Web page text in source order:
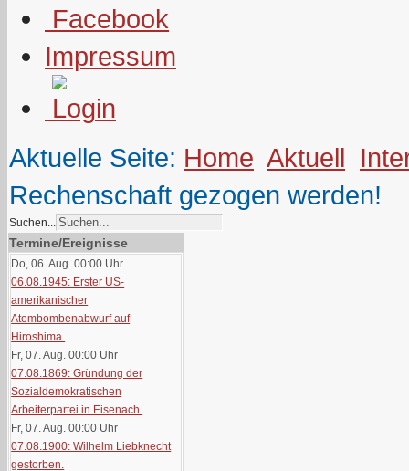
Impressum
Aktuelle Seite: Home Aktuell
Rechenschaft gezogen werden!
Suchen...
Termine/Ereignisse
Do, 06. Aug. 00:00 Uhr
06.08.1945: Erster US-
amerikanischer
Atombombenabwurf auf
Hiroshima.
Fr, 07. Aug. 00:00 Uhr
07.08.1869: Gründung der
Sozialdemokratischen
Arbeiterpartei in Eisenach.
Fr, 07. Aug. 00:00 Uhr
07.08.1900: Wilhelm Liebknecht
gestorben.